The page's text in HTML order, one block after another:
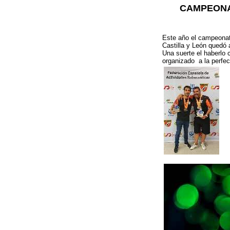
Este año el
Castilla y León quedó
Una suerte el haberlo
organizado a la